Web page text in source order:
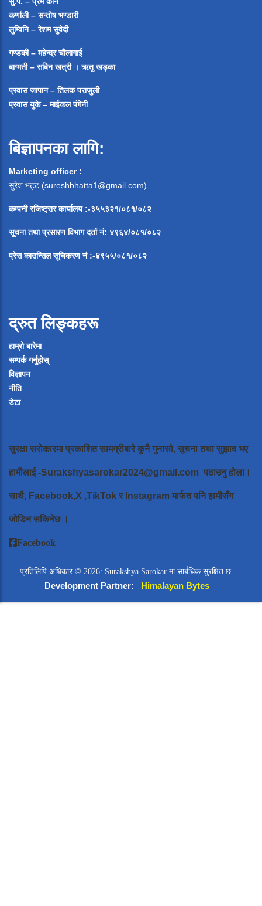
कर्णाली – सन्तोष भण्डारी
लुम्विनि – रेशम सुवेदी
गण्डकी – महेन्द्र चौलागाई
बाग्मती – सबिन खत्री ।ऋतु खड्का
प्रवास जापान – तिलक पराजुली
प्रवास युके – माईकल पंगेनी
बिज्ञापनका लागि:
Marketing officer :
सुरेश भट्ट (sureshbhatta1@gmail.com)
कम्पनी रजिष्ट्रार कार्यालय :-३५५३२१/०८१/०८२
सूचना तथा प्रसारण विभाग दर्ता नं: ४९६४/०८१/०८२
प्रेस काउन्सिल सूचिकरण नं:-४९५५/०८१/०८२
द्रुत लिङ्कहरू
हाम्रो बारेमा
सम्पर्क गर्नुहोस्
विज्ञापन
नीति
डेटा
सुरक्षा सरोकारमा प्रकाशित सामग्रीबारे कुनै गुनासो, सूचना तथा सुझाव भए
हामीलाई-Surakshyasarokar2024@gmail.com पठाउनु होला।
साथै, Facebook,X ,TikTok र Instagram मार्फत पनि हामीसँग
जोडिन सकिनेछ ।
Facebook
प्रतिलिपि अधिकार © 2026: Surakshya Sarokar मा सार्बधिक सुरक्षित छ.
Development Partner: Himalayan Bytes